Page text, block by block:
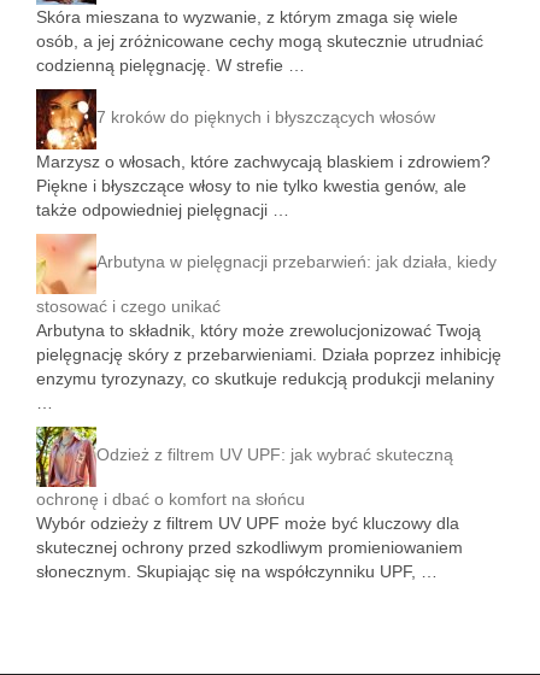
Skóra mieszana to wyzwanie, z którym zmaga się wiele
osób, a jej zróżnicowane cechy mogą skutecznie utrudniać
codzienną pielęgnację. W strefie …
7 kroków do pięknych i błyszczących włosów
Marzysz o włosach, które zachwycają blaskiem i zdrowiem?
Piękne i błyszczące włosy to nie tylko kwestia genów, ale
także odpowiedniej pielęgnacji …
Arbutyna w pielęgnacji przebarwień: jak działa, kiedy
stosować i czego unikać
Arbutyna to składnik, który może zrewolucjonizować Twoją
pielęgnację skóry z przebarwieniami. Działa poprzez inhibicję
enzymu tyrozynazy, co skutkuje redukcją produkcji melaniny
Odzież z filtrem UV UPF: jak wybrać skuteczną
ochronę i dbać o komfort na słońcu
Wybór odzieży z filtrem UV UPF może być kluczowy dla
skutecznej ochrony przed szkodliwym promieniowaniem
słonecznym. Skupiając się na współczynniku UPF, …